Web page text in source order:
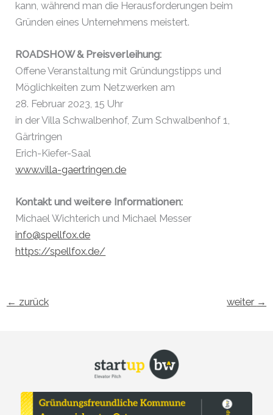
kann, während man die Herausforderungen beim
Gründen eines Unternehmens meistert.
ROADSHOW & Preisverleihung:
Offene Veranstaltung mit Gründungstipps und
Möglichkeiten zum Netzwerken am
28. Februar 2023, 15 Uhr
in der Villa Schwalbenhof, Zum Schwalbenhof 1,
Gärtringen
Erich-Kiefer-Saal
www.villa-gaertringen.de
Kontakt und weitere Informationen:
Michael Wichterich und Michael Messer
info@spellfox.de
https://spellfox.de/
← zurück weiter →